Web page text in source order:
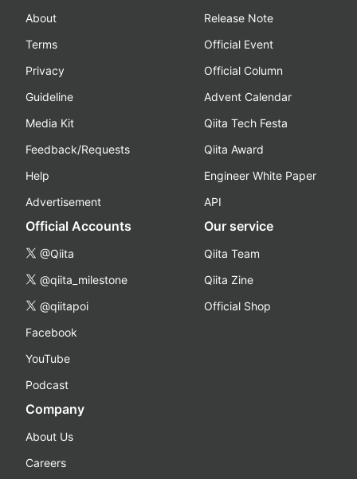
About
Terms
Privacy
Guideline
Media Kit
Feedback/Requests
Help
Advertisement
Release Note
Official Event
Official Column
Advent Calendar
Qiita Tech Festa
Qiita Award
Engineer White Paper
API
Official Accounts
@Qiita
@qiita_milestone
@qiitapoi
Facebook
YouTube
Podcast
Our service
Qiita Team
Qiita Zine
Official Shop
Company
About Us
Careers